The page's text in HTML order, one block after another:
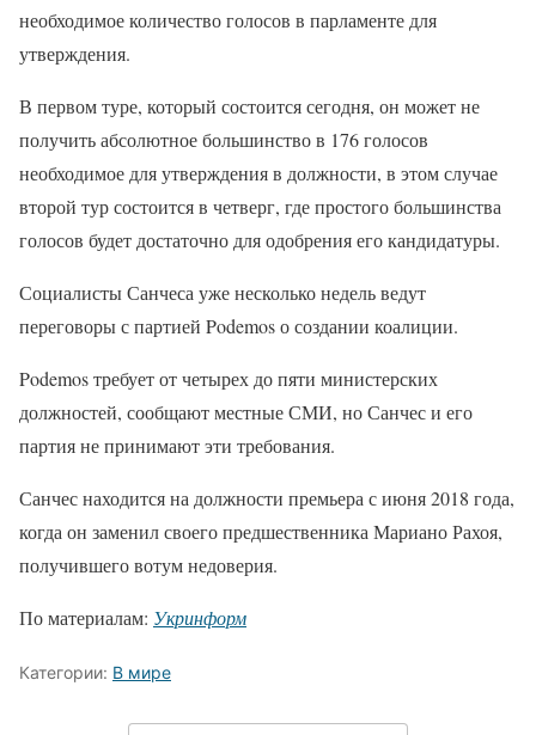
необходимое количество голосов в парламенте для
утверждения.
В первом туре, который состоится сегодня, он может не
получить абсолютное большинство в 176 голосов
необходимое для утверждения в должности, в этом случае
второй тур состоится в четверг, где простого большинства
голосов будет достаточно для одобрения его кандидатуры.
Социалисты Санчеса уже несколько недель ведут
переговоры с партией Podemos о создании коалиции.
Podemos требует от четырех до пяти министерских
должностей, сообщают местные СМИ, но Санчес и его
партия не принимают эти требования.
Санчес находится на должности премьера с июня 2018 года,
когда он заменил своего предшественника Мариано Рахоя,
получившего вотум недоверия.
По материалам: Укринформ
Категории: В мире